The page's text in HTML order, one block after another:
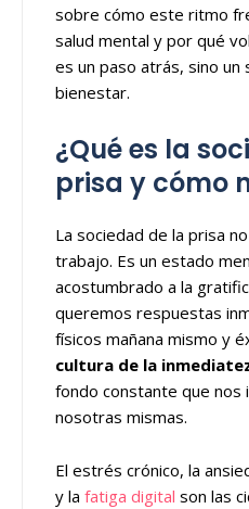
sobre cómo este ritmo
salud mental y por qué
es un paso atrás, sino un
bienestar.
¿Qué es la
prisa y cómo
La sociedad de la prisa
trabajo. Es un estado
acostumbrado a la
queremos respuestas
físicos mañana mismo y
cultura de la
fondo constante que nos
nosotras mismas.
El estrés crónico, la
y la fatiga digital son las